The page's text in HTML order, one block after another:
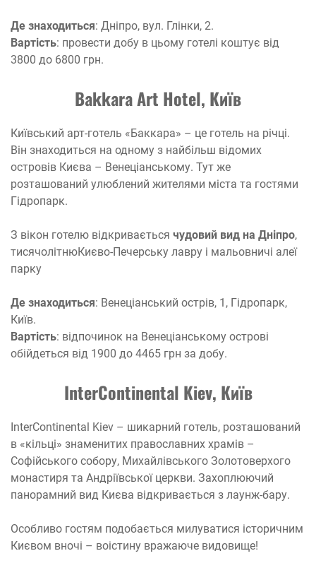
Де знаходиться: Дніпро, вул. Глінки, 2.
Вартість: провести добу в цьому готелі коштує від
3800 до 6800 грн.
Bakkara Art Hotel, Київ
Київський арт-готель «Баккара» – це готель на річці.
Він знаходиться на одному з найбільш відомих
островів Києва – Венеціанському. Тут же
розташований улюблений жителями міста та гостями
Гідропарк.
З вікон готелю відкривається чудовий вид на Дніпро,
тисячолітнюКиєво-Печерську лавру і мальовничі алеї
парку
Де знаходиться: Венеціанський острів, 1, Гідропарк,
Київ.
Вартість: відпочинок на Венеціанському острові
обійдеться від 1900 до 4465 грн за добу.
InterContinental Kiev, Київ
InterContinental Kiev – шикарний готель, розташований
в «кільці» знаменитих православних храмів –
Софійського собору, Михайлівського Золотоверхого
монастиря та Андріївської церкви. Захоплюючий
панорамний вид Києва відкривається з лаунж-бару.
Особливо гостям подобається милуватися історичним
Києвом вночі – воістину вражаюче видовище!